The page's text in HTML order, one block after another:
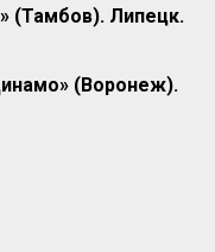
(Тамбов). Липецк.
(Воронеж).